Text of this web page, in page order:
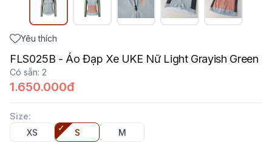
Yêu thích
FLS025B - Áo Đạp Xe UKE Nữ Light Grayish Green
Có sẵn: 2
1.650.000đ
Size:
XS
S M